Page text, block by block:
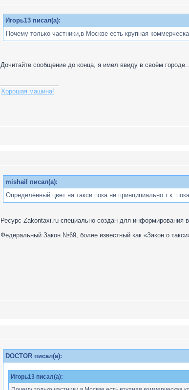
Игорь13 писал(а):
Почему только частники,в Москве есть крупная
Дочитайте сообщение до конца, я имел ввиду в своём
Хорошая машина!
mishail писал(а):
Определённый цвет на такси пока не принципиально т.к.
Ресурс Zakontaxi.ru специально создан для
Федеральный Закон №69, более известный как «Закон о
DOCTOR писал(а):
Игорь13 писал(а):